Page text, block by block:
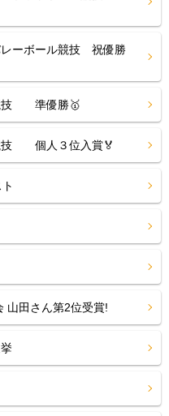
ーボール競技 祝優勝
技 準優勝🥇
技 個人３位入賞🏅
山田さん第2位受賞!